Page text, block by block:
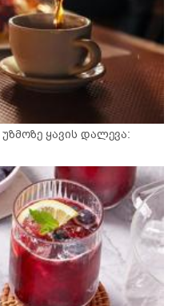
ყავის დალევა: